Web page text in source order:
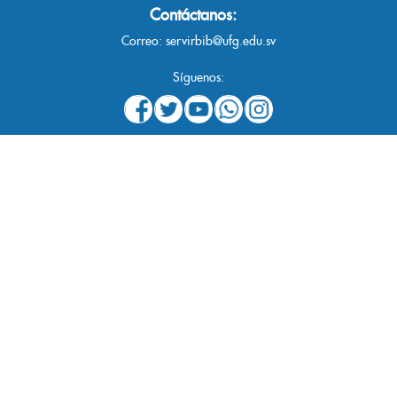
Contáctanos:
Correo: servirbib@ufg.edu.sv
Síguenos: